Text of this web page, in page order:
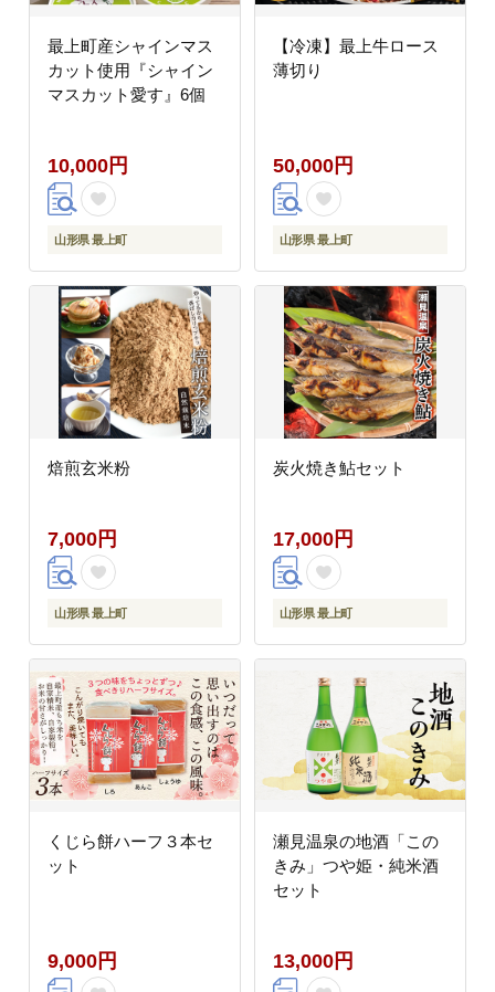
最上町産シャインマス
カット使用『シャイン
マスカット愛す』6個
10,000円
山形県 最上町
【冷凍】最上牛ロース
薄切り
50,000円
山形県 最上町
焙煎玄米粉
7,000円
山形県 最上町
炭火焼き鮎セット
17,000円
山形県 最上町
くじら餅ハーフ３本セ
ット
9,000円
瀬見温泉の地酒「この
きみ」つや姫・純米酒
セット
13,000円